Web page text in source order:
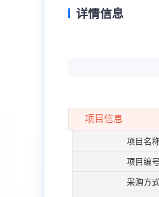
详情信息
项目信息
项目名称
项目编号
采购方式